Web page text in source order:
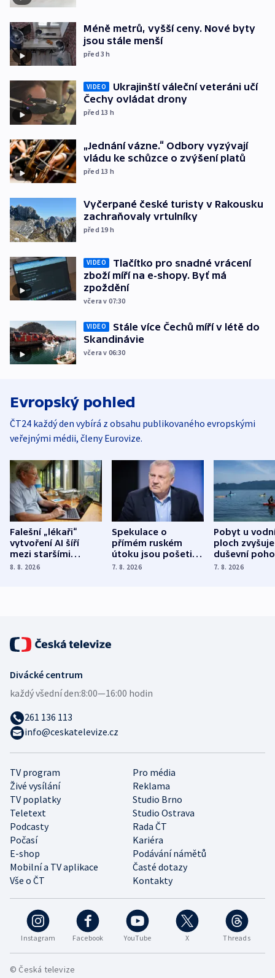
Méně metrů, vyšší ceny. Nové byty
jsou stále menší
před 3h
VIDEO
Ukrajinští váleční veteráni učí
Čechy ovládat drony
před 13 h
„Jednání vázne.“ Odbory vyzývají
vládu ke schůzce o zvýšení platů
před 13 h
Vyčerpané české turisty v Rakousku
zachraňovaly vrtulníky
před 19 h
VIDEO
Tlačítko pro snadné vrácení
zboží míří na e-shopy. Byť má
zpoždění
včera v 07:30
VIDEO
Stále více Čechů míří v létě do
Skandinávie
včera v 06:30
Evropský pohled
ČT24 každý den vybírá z obsahu publikovaného evropskými
veřejnými médii, členy Eurovize.
Falešní „lékaři“
vytvoření AI šíří
mezi staršími
Poláky nebezpečné
8. 8. 2026
Spekulace o
přímém ruském
útoku jsou pošetilé,
míní estonský
7. 8. 2026
Pobyt u
ploch zvyšuje
duševní
ukázala
7. 8. 2026
Instagram Facebook YouTube X Threads
TV program
Pro média
Živé vysílání
Reklama
TV poplatky
Studio Brno
Teletext
Studio Ostrava
Podcasty
Rada ČT
Počasí
Kariéra
E-shop
Podávání námětů
Mobilní a TV aplikace
Časté dotazy
Vše o ČT
Kontakty
Divácké centrum
každý všední den:8:00—16:00 hodin
261 136 113
info@ceskatelevize.cz
© Česká televize